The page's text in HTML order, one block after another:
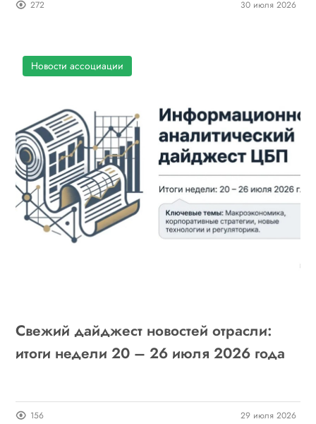
272 30 июля 2026
Новости ассоциации
Свежий дайджест новостей отрасли:
итоги недели 20 – 26 июля 2026 года
156 29 июля 2026